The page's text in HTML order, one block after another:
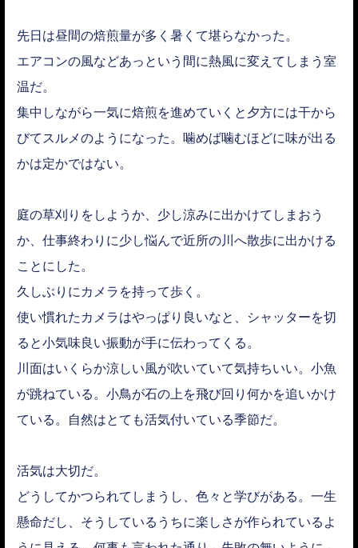
先日は昼間の焙煎量が多く暑くて堪らなかった。
エアコンの風などあっという間に熱風に変えてしまう室
温だ。
集中しながら一気に焙煎を進めていくと夕方には干から
びてスルメのようになった。噛めば噛むほどに味が出る
かは定かではない。
庭の草刈りをしようか、少し涼みに出かけてしまおう
か、仕事終わりに少し悩んで近所の川へ散歩に出かける
ことにした。
久しぶりにカメラを持って歩く。
使い慣れたカメラはやっぱり良いなと、シャッターを切
ると小気味良い振動が手に伝わってくる。
川面はいくらか涼しい風が吹いていて気持ちいい。小魚
が跳ねている。小鳥が石の上を飛び回り何かを追いかけ
ている。自然はとても活気付いている季節だ。
活気は大切だ。
どうしてかつられてしまうし、色々と学びがある。一生
懸命だし、そうしているうちに楽しさが作られているよ